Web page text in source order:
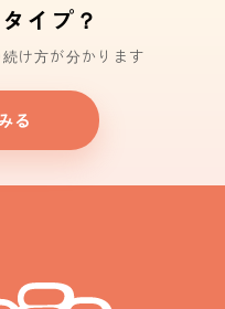
イプ？
け方が分かります
る